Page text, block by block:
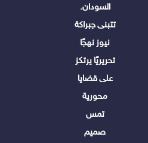
السودان.
تتبنى جبراكة
نيوز نهجًا
تحريريًا يرتكز
على قضايا
محورية
تمس
صميم